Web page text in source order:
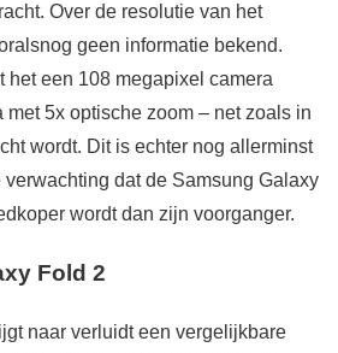
Over de resolutie van het
geen informatie bekend.
het een 108 megapixel camera
met 5x optische zoom – net zoals in
wordt. Dit is echter nog allerminst
verwachting dat de Samsung Galaxy
wordt dan zijn voorganger.
Fold 2
naar verluidt een vergelijkbare